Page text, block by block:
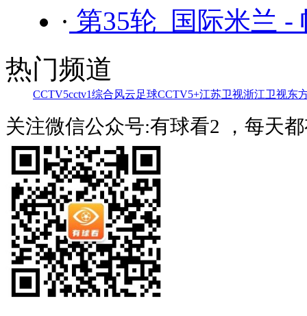
· 第35轮 国际米兰 -
热门频道
CCTV5cctv1综合风云足球CCTV5+江苏卫视浙江卫视东
关注微信公众号:有球看2 ，每天